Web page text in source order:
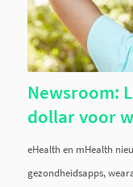
Newsroom:
dollar voor
eHealth en mHealth
gezondheidsapps,